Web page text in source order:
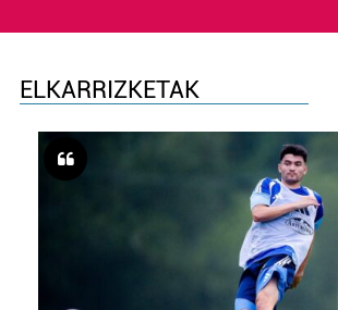
ELKARRIZKETAK